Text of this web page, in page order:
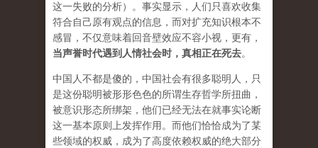
这一失败的分析）。事实显示，人们只喜欢收集
符合自己原有观点的信息，而对扩充知识根本不
感冒，不仅意味着回音壁效应不容小视，更有，
当声誉时代遇到人情社会时，真相正在死去。
中国人不都是傻的，中国社会有很多聪明人，只
是这份聪明被形形色色的所谓生存哲学所扭曲，
被意识形态所绑架，他们已经无法在就事实论断
这一基本原则上发挥作用。而他们恰恰成为了某
些领域的权威，成为了高度依赖权威的绝大部分